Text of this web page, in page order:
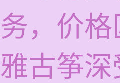
，价
古筝